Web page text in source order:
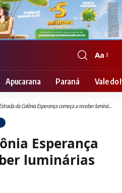
Font
Resizer
Aa
Apucarana Paraná Vale do
da Colônia Esperança começa a receber luminárias de LED
Esperança
luminárias